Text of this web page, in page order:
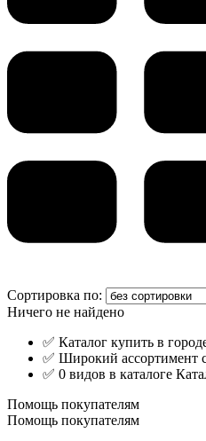
Сортировка по:
Ничего не найдено
✅ Каталог купить в
✅ Широкий ассортимент
✅ 0 видов в каталоге
Помощь покупателям
Помощь покупателям